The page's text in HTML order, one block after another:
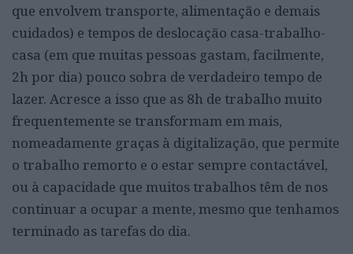
que envolvem transporte, alimentação e demais
cuidados) e tempos de deslocação casa-trabalho-
casa (em que muitas pessoas gastam, facilmente,
2h por dia) pouco sobra de verdadeiro tempo de
lazer. Acresce a isso que as 8h de trabalho muito
frequentemente se transformam em mais,
nomeadamente graças à digitalização, que permite
o trabalho remorto e o estar sempre contactável,
ou à capacidade que muitos trabalhos têm de nos
continuar a ocupar a mente, mesmo que tenhamos
terminado as tarefas do dia.